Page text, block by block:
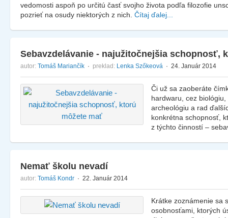
vedomosti aspoň po určitú časť svojho života podľa filozofie
pozrieť na osudy niektorých z nich. Čítaj ďalej...
Sebavzdelávanie - najužitočnejšia schopnosť,
autor: Tomáš Mariančík · preklad: Lenka Szőkeová · 24. Január 2014
Či už sa zaoberáte
hardwaru, cez
archeológiu a rad
konkrétna schopnosť,
z týchto činností –
Nemať školu nevadí
autor: Tomáš Kondr · 22. Január 2014
Krátke zoznámenie sa
osobnosťami, ktorých